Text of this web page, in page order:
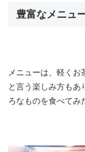
豊富なメニュ
メニューは、軽く
と言う楽しみ方もあ
ろなものを食べて